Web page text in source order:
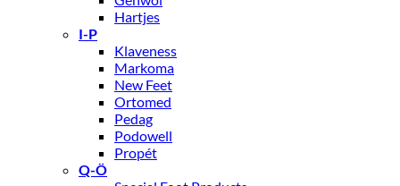
Hartjes
I-P
Klaveness
Markoma
New Feet
Ortomed
Pedag
Podowell
Propét
Q-Ö